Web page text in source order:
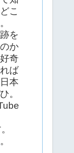
こ
を
か
奇
ば
本
。
。